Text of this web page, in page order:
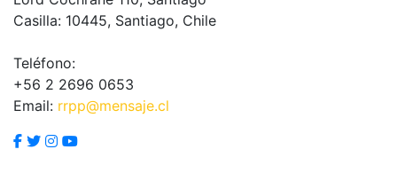
Casilla: 10445, Santiago, Chile
Teléfono:
+56 2 2696 0653
Email: rrpp@mensaje.cl